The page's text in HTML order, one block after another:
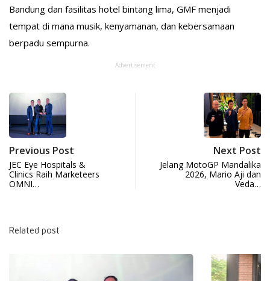
Bandung dan fasilitas hotel bintang lima, GMF menjadi
tempat di mana musik, kenyamanan, dan kebersamaan
berpadu sempurna.
Advertisement
Previous Post
JEC Eye Hospitals &
Clinics Raih Marketeers
OMNI…
Next Post
Jelang MotoGP Mandalika
2026, Mario Aji dan
Veda…
Related post